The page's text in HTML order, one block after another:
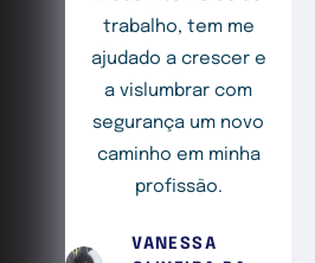
trabalho, tem me
ajudado a crescer e
a vislumbrar com
segurança um novo
caminho em minha
profissão.
VANESSA